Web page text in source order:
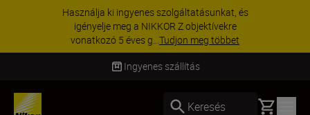
Használja ki ingyenes szolgáltatásunkat, és
igényelje meg a NIKKOR Z objektívekre
vonatkozó 5 éves g...Tudjon meg többet
Ingyenes szállítás
Keresés Basket